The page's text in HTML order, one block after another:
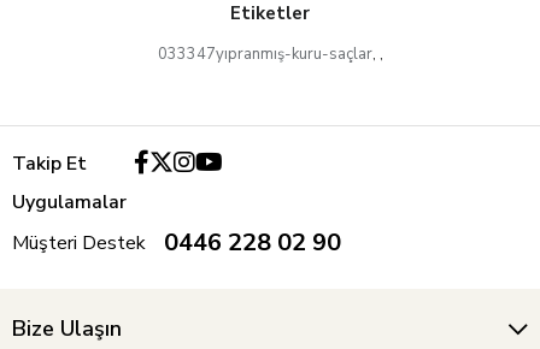
Etiketler
033347yıpranmış-kuru-saçlar, ,
Takip Et
Uygulamalar
Müşteri Destek
0446 228 02 90
Bize Ulaşın